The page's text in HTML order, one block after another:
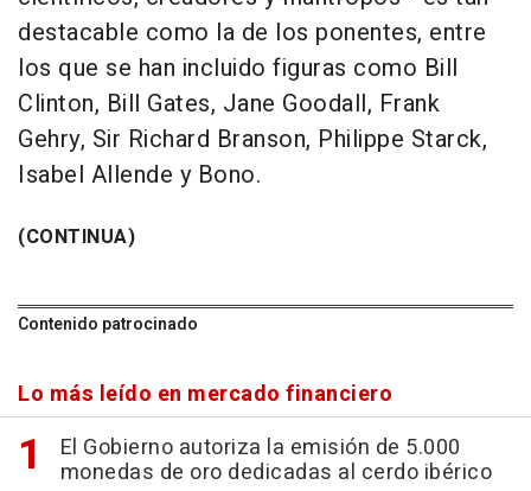
destacable como la de los ponentes, entre
los que se han incluido figuras como Bill
Clinton, Bill Gates, Jane Goodall, Frank
Gehry, Sir Richard Branson, Philippe Starck,
Isabel Allende y Bono.
(CONTINUA)
Contenido patrocinado
Lo más leído en mercado financiero
El Gobierno autoriza la emisión de 5.000
monedas de oro dedicadas al cerdo ibérico